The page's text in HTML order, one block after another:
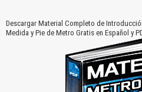
Descargar Material Completo de
Medida y Pie de Metro Gratis en Español y